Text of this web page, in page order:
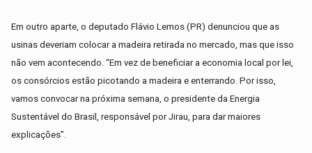
Em outro aparte, o deputado Flávio Lemos (PR) denunciou que as
usinas deveriam colocar a madeira retirada no mercado, mas que isso
não vem acontecendo. “Em vez de beneficiar a economia local por lei,
os consórcios estão picotando a madeira e enterrando. Por isso,
vamos convocar na próxima semana, o presidente da Energia
Sustentável do Brasil, responsável por Jirau, para dar maiores
explicações”.